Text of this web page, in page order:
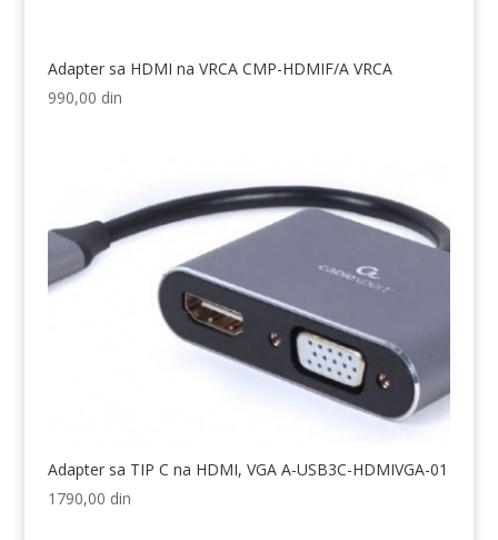
Adapter sa HDMI na VRCA CMP-HDMIF/A VRCA
990,00 din
Adapter sa TIP C na HDMI, VGA A-USB3C-HDMIVGA-01
1790,00 din